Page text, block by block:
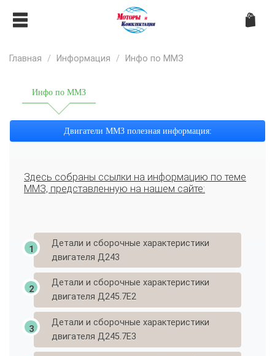
Главная Информация Инфо по ММЗ
Инфо по ММЗ
Двигатели ММЗ полезная информация:
Здесь собраны ссылки на информацию по теме
ММЗ, представленную на нашем сайте:
Детали и сборочные характеристики
двигателя Д243
Детали и сборочные характеристики
двигателя Д245.7Е2
Детали и сборочные характеристики
двигателя Д245.7Е3